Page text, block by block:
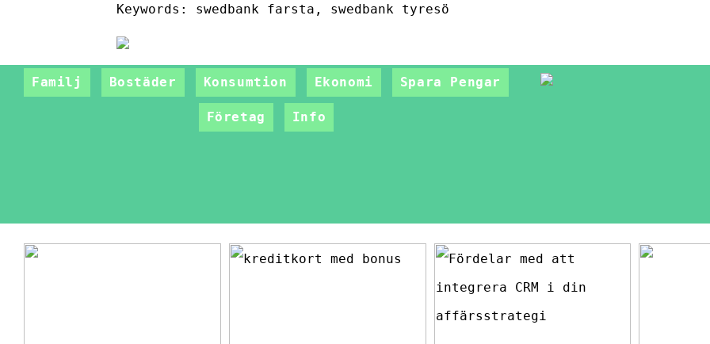
Keywords: swedbank farsta, swedbank tyresö
Familj Bostäder Konsumtion Ekonomi Spara Pengar
Företag Info